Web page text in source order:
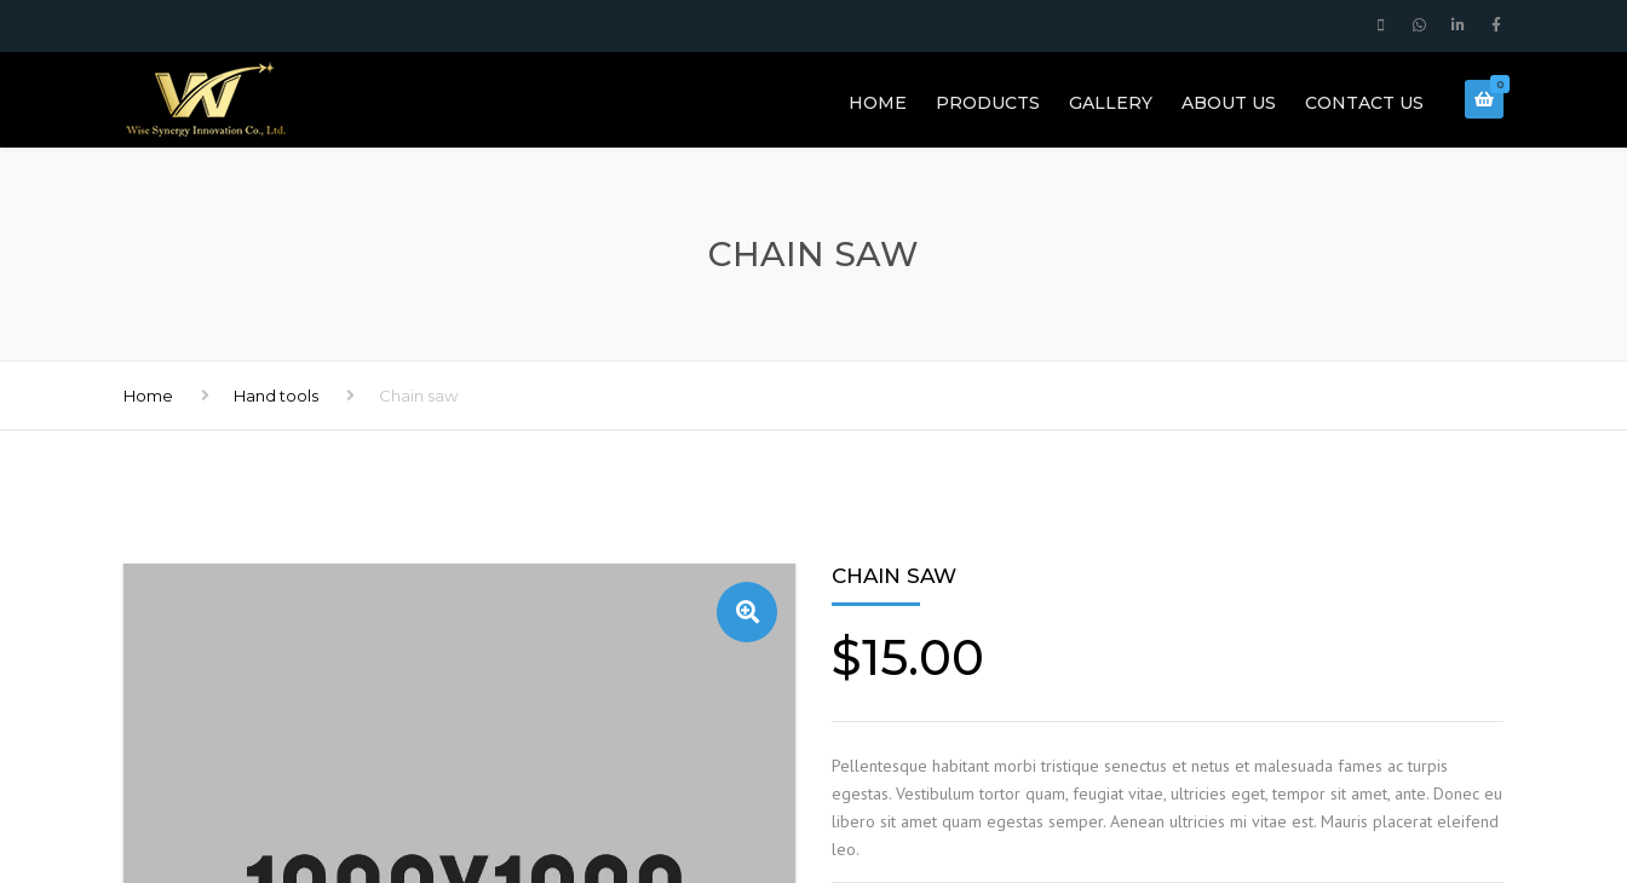
HOME PRODUCTS GALLERY ABOUT US CONTACT US
0
CHAIN SAW
Home Hand tools Chain saw
CHAIN SAW
$15.00
Pellentesque habitant morbi tristique senectus et netus et malesuada fames ac turpis
egestas. Vestibulum tortor quam, feugiat vitae, ultricies eget, tempor sit amet, ante. Donec eu
libero sit amet quam egestas semper. Aenean ultricies mi vitae est. Mauris placerat eleifend
leo.